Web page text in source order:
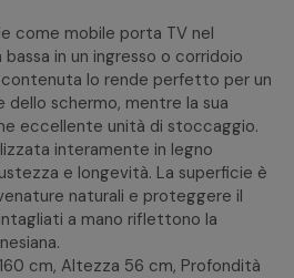
come mobile porta TV nel
in un ingresso o corridoio
contenuta lo rende perfetto per un
schermo, mentre la sua
eccellente unità di stoccaggio.
interamente in legno
e longevità. La superficie è
naturali e proteggere il
a mano riflettono la
cm, Altezza 56 cm, Profondità